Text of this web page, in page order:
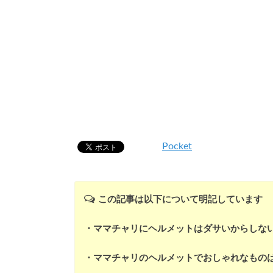
Pocket
この記事は以下について明記しています
・ママチャリにヘルメットはダサいからしな
・ママチャリのヘルメットでおしゃれなもの